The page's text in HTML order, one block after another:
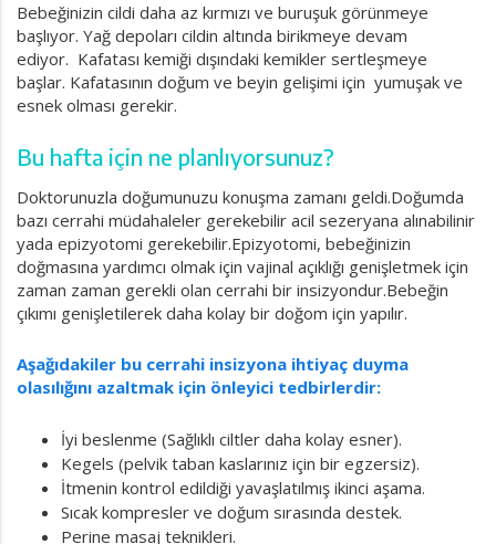
Bebeğinizin cildi daha az kırmızı ve buruşuk görünmeye
başlıyor. Yağ depoları cildin altında birikmeye devam
ediyor. Kafatası kemiği dışındaki kemikler sertleşmeye
başlar. Kafatasının doğum ve beyin gelişimi için yumuşak ve
esnek olması gerekir.
Bu hafta için ne planlıyorsunuz?
Doktorunuzla doğumunuzu konuşma zamanı geldi.Doğumda
bazı cerrahi müdahaleler gerekebilir acil sezeryana alınabilinir
yada epizyotomi gerekebilir.Epizyotomi, bebeğinizin
doğmasına yardımcı olmak için vajinal açıklığı genişletmek için
zaman zaman gerekli olan cerrahi bir insizyondur.Bebeğin
çıkımı genişletilerek daha kolay bir doğom için yapılır.
Aşağıdakiler bu cerrahi insizyona ihtiyaç duyma
olasılığını azaltmak için önleyici tedbirlerdir:
İyi beslenme (Sağlıklı ciltler daha kolay esner).
Kegels (pelvik taban kaslarınız için bir egzersiz).
İtmenin kontrol edildiği yavaşlatılmış ikinci aşama.
Sıcak kompresler ve doğum sırasında destek.
Perine masaj teknikleri.